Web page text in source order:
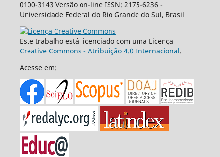
0100-3143 Versão on-line ISSN: 2175-6236 -
Universidade Federal do Rio Grande do Sul, Brasil
Este trabalho está licenciado com uma Licença
Creative Commons - Atribuição 4.0 Internacional.
Acesse em: